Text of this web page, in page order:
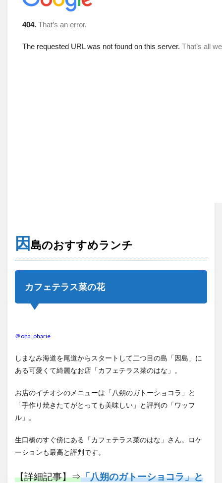
因島のおすすめランチ
カフェテラス菜の花
＠oha_oharie
しまなみ海道を尾道からスタートして二つ目の島「因島」に
ある可愛くて綺麗なお店「カフェテラス菜のはな」。
お店のイチオシのメニューは「八朔のガトーショコラ」と
「手作り焼きたてがとっても美味しい」と評判の「ワッフ
ル」。
生口橋のすぐ傍にある「カフェテラス菜のはな」さん。ロケ
ーションも最高と評判です。
【詳細記事】⇒「八朔のガトーショコラ」と